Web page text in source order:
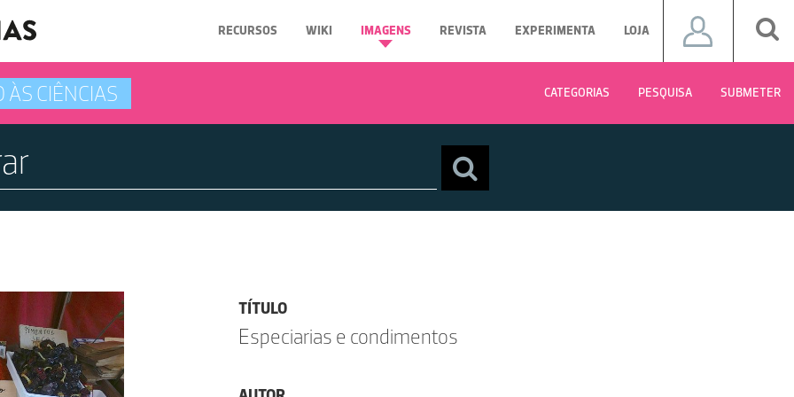
RECURSOS WIKI IMAGENS REVISTA EXPERIMENTA LOJA
ÀS CIÊNCIAS CATEGORIAS PESQUISA SUBMETER
TÍTULO
Especiarias e condimentos